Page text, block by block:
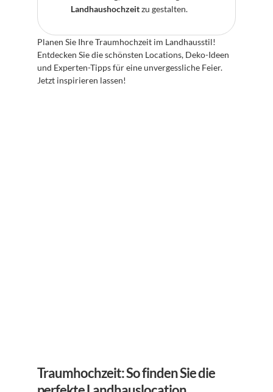
Landhaushochzeit zu gestalten.
Planen Sie Ihre Traumhochzeit im Landhausstil!
Entdecken Sie die schönsten Locations, Deko-Ideen
und Experten-Tipps für eine unvergessliche Feier.
Jetzt inspirieren lassen!
Traumhochzeit: So finden Sie die